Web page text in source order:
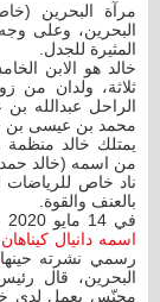
مرآة البحرين
البحرين، وعلى
المثيرة للجدل.
ثلاثة، ولدان من
الراحل عبدالله
محمد بن عيسى بن
يمتلك خالد
من اسمه (خالد حمد
ناد خاص للرياضات
بالعنف والقوة.
في 14 مايو 2020 ، أعلنت (KHK Sports) عن قرارها بتعيين إيرلندي
اسمه دانيال كيناهان
رسمي نشرته حينها
البحرين، قال